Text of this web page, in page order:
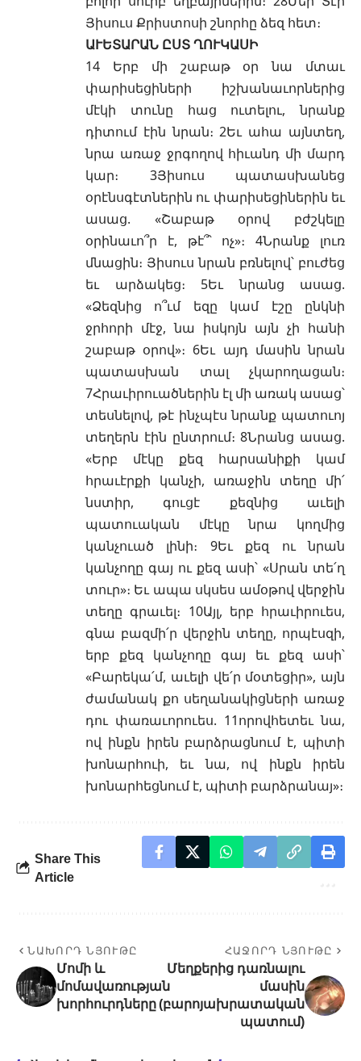
Յիսուս Քրիստոսի շնորհը ձեզ հետ։
ԱՒԵՏԱՐԱՆ ԸՍՏ ՂՈՒԿԱՍԻ
14 Երբ մի շաբաթ օր նա մտաւ
փարիսեցիների իշխանաւորներից
մէկի տունը հաց ուտելու, նրանք
դիտում էին նրան։ 2Եւ ահա այնտեղ,
նրա առաջ ջրգողով հիւանդ մի մարդ
կար։ 3Յիսուս պատասխանեց
օրէնսգէտներին ու փարիսեցիներին եւ
ասաց. «Շաբաթ օրով բժշկելը
օրինաւո՞ր է, թէ՞՝ ոչ»։ 4Նրանք լուռ
մնացին։ Յիսուս նրան բռնելով՝ բուժեց
եւ արձակեց։ 5Եւ նրանց ասաց.
«Ձեզնից ո՞ւմ եզը կամ էշը ընկնի
ջրհորի մէջ, նա իսկոյն այն չի հանի
շաբաթ օրով»։ 6Եւ այդ մասին նրան
պատասխան տալ չկարողացան։
7Հրաւիրուածներին էլ մի առակ ասաց՝
տեսնելով, թէ ինչպէս նրանք պատուոյ
տեղերն էին ընտրում։ 8Նրանց ասաց.
«Երբ մէկը քեզ հարսանիքի կամ
հրաւէրքի կանչի, առաջին տեղը մի՛
նստիր, գուցէ քեզնից աւելի
պատուական մէկը նրա կողմից
կանչուած լինի։ 9Եւ քեզ ու նրան
կանչողը գայ ու քեզ ասի՝ «Սրան տե՛ղ
տուր»։ Եւ ապա սկսես ամօթով վերջին
տեղը գրաւել։ 10Այլ, երբ հրաւիրուես,
գնա բազմի՛ր վերջին տեղը, որպէսզի,
երբ քեզ կանչողը գայ եւ քեզ ասի՝
«Բարեկա՛մ, աւելի վե՛ր մօտեցիր», այն
ժամանակ քո սեղանակիցների առաջ
դու փառաւորուես. 11որովհետեւ նա,
ով ինքն իրեն բարձրացնում է, պիտի
խոնարհուի, եւ նա, ով ինքն իրեն
խոնարհեցնում է, պիտի բարձրանայ»։
Share This
Article
ՆԱԽՈՐԴ ՆՅՈՒԹԸ
Մոմի և
մոմավառության
խորհուրդները
ՀԱՋՈՐԴ ՆՅՈՒԹԸ
Մեղքերից դառնալու
մասին
(բարոյախրատական
պատում)